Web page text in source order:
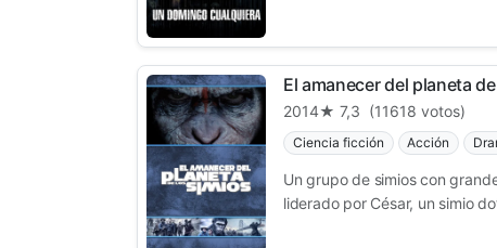
El amanecer del planeta
2014★ 7,3 (11618 votos)
Ciencia ficción Acción
Un grupo de simios con
liderado por César, un simio